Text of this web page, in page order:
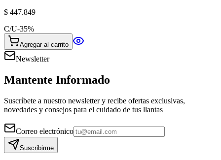
$ 447.849
C/U-35%
Agregar al carrito
Newsletter
Mantente Informado
Suscríbete a nuestro newsletter y recibe ofertas exclusivas,
novedades y consejos para el cuidado de tus llantas
Correo electrónico
Suscribirme